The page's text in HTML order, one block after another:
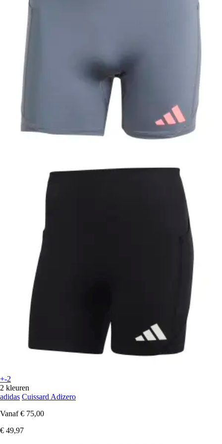
+-2
2 kleuren
adidas Cuissard Adizero
Vanaf € 75,00
€ 49,97